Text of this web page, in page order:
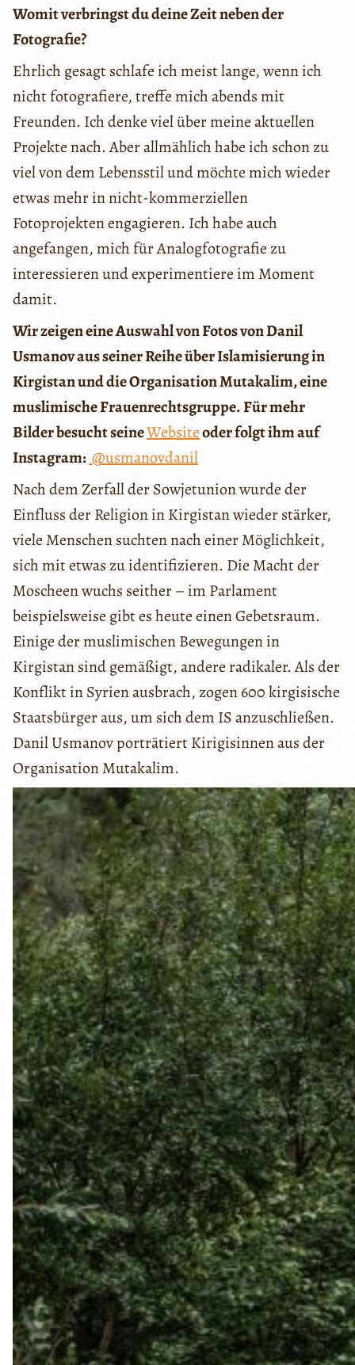
Womit verbringst du deine Zeit neben der
Fotografie?
Ehrlich gesagt schlafe ich meist lange, wenn ich
nicht fotografiere, treffe mich abends mit
Freunden. Ich denke viel über meine aktuellen
Projekte nach. Aber allmählich habe ich schon zu
viel von dem Lebensstil und möchte mich wieder
etwas mehr in nicht-kommerziellen
Fotoprojekten engagieren. Ich habe auch
angefangen, mich für Analogfotografie zu
interessieren und experimentiere im Moment
damit.
Wir zeigen eine Auswahl von Fotos von Danil
Usmanov aus seiner Reihe über Islamisierung in
Kirgistan und die Organisation Mutakalim, eine
muslimische Frauenrechtsgruppe. Für mehr
Bilder besucht seineWebsiteoder folgt ihm auf
Instagram:@usmanovdanil
Nach dem Zerfall der Sowjetunion wurde der
Einfluss der Religion in Kirgistan wieder stärker,
viele Menschen suchten nach einer Möglichkeit,
sich mit etwas zu identifizieren. Die Macht der
Moscheen wuchs seither – im Parlament
beispielsweise gibt es heute einen Gebetsraum.
Einige der muslimischen Bewegungen in
Kirgistan sind gemäßigt, andere radikaler. Als der
Konflikt in Syrien ausbrach, zogen 600 kirgisische
Staatsbürger aus, um sich dem IS anzuschließen.
Danil Usmanov porträtiert Kirigisinnen aus der
Organisation Mutakalim.